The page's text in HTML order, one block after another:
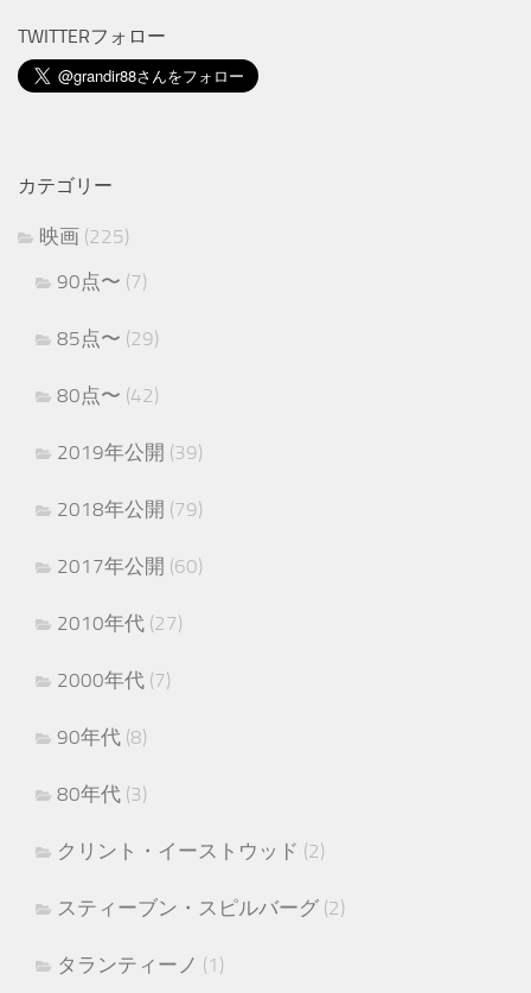
TWITTERフォロー
カテゴリー
映画 (225)
90点〜 (7)
85点〜 (29)
80点〜 (42)
2019年公開 (39)
2018年公開 (79)
2017年公開 (60)
2010年代 (27)
2000年代 (7)
90年代 (8)
80年代 (3)
クリント・イーストウッド (2)
スティーブン・スピルバーグ (2)
タランティーノ (1)